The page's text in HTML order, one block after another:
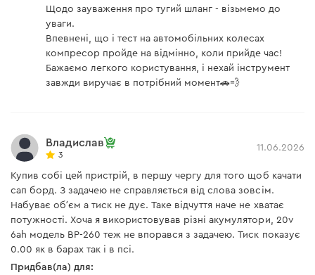
Комплектація
перехідник 12 В на прикурювач.
Щодо зауваження про тугий шланг - візьмемо до
уваги.
Впевнені, що і тест на автомобільних колесах
компресор пройде на відмінно, коли прийде час!
Бажаємо легкого користування, і нехай інструмент
завжди виручає в потрібний момент🚗💨
Владислав
3
11.06.2026
Купив собі цей пристрій, в першу чергу для того щоб качати
сап борд. З задачею не справляється від слова зовсім.
Набуває обʼєм а тиск не дує. Таке відчуття наче не хватає
потужності. Хоча я використовував різні акумулятори, 20v
6ah модель BP-260 теж не впорався з задачею. Тиск показує
0.00 як в барах так і в псі.
Придбав(ла) для: